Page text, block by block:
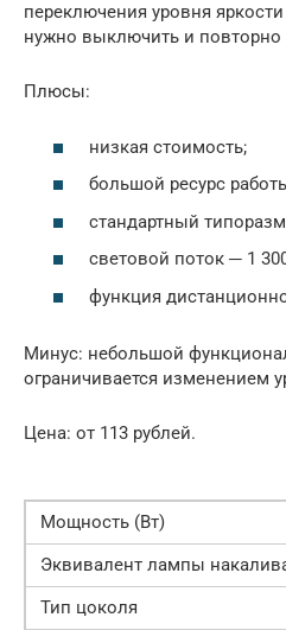
переключения уровня
нужно выключить и повторно
Плюсы:
низкая стоимость;
большой ресурс
стандартный
световой поток ─ 1
функция
Минус: небольшой
ограничивается изменением
Цена: от 113 рублей.
Мощность (Вт)
Эквивалент лампы
Тип цоколя